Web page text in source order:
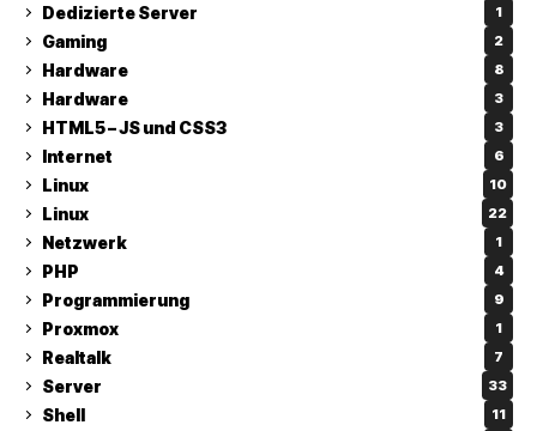
Dedizierte Server 1
Gaming 2
Hardware 8
Hardware 3
HTML5 – JS und CSS3 3
Internet 6
Linux 10
Linux 22
Netzwerk 1
PHP 4
Programmierung 9
Proxmox 1
Realtalk 7
Server 33
Shell 11